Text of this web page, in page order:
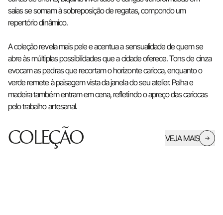
saias se somam à sobreposição de regatas, compondo um
repertório dinâmico.
A coleção revela mais pele e acentua a sensualidade de quem se
abre às múltiplas possibilidades que a cidade oferece. Tons de cinza
evocam as pedras que recortam o horizonte carioca, enquanto o
verde remete à paisagem vista da janela do seu atelier. Palha e
madeira também entram em cena, refletindo o apreço das cariocas
pelo trabalho artesanal.
COLEÇÃO VEJA MAIS →